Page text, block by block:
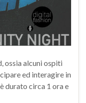
ossia alcuni ospiti
ed interagire in
durato circa 1 ora e